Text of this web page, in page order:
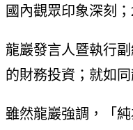
國內觀眾印象深刻
龍巖發言人暨執行
的財務投資；就如
雖然龍巖強調，「